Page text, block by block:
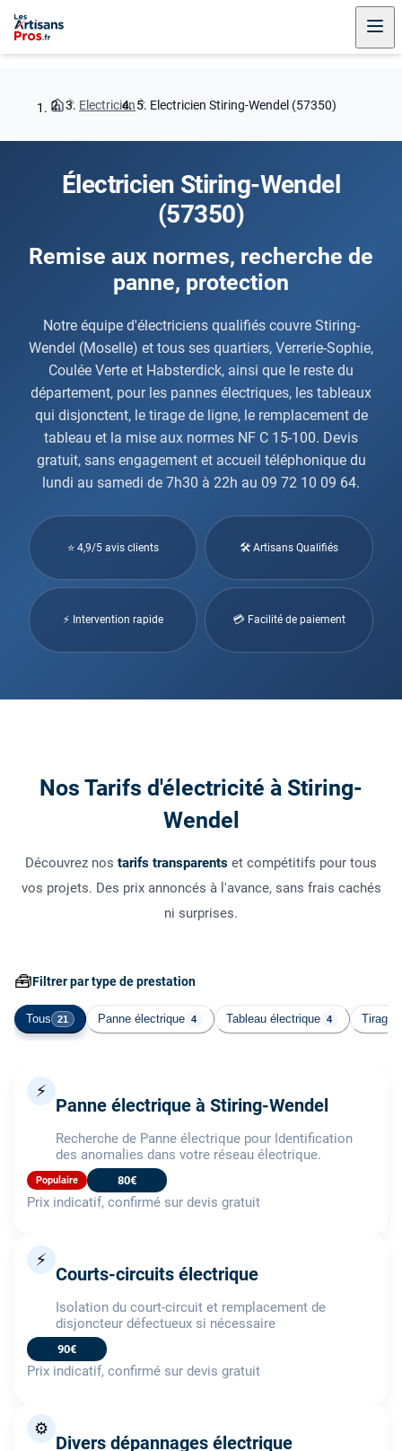
Electricien Electricien Stiring-Wendel (57350)
Électricien Stiring-Wendel
(57350)
Remise aux normes, recherche de
panne, protection
Notre équipe d'électriciens qualifiés couvre Stiring-
Wendel (Moselle) et tous ses quartiers, Verrerie-Sophie,
Coulée Verte et Habsterdick, ainsi que le reste du
département, pour les pannes électriques, les tableaux
qui disjonctent, le tirage de ligne, le remplacement de
tableau et la mise aux normes NF C 15-100. Devis
gratuit, sans engagement et accueil téléphonique du
lundi au samedi de 7h30 à 22h au 09 72 10 09 64.
⭐ 4,9/5 avis clients 🛠 Artisans Qualifiés
⚡ Intervention rapide 💳 Facilité de paiement
Nos Tarifs d'électricité à Stiring-
Wendel
Découvrez nos tarifs transparents et compétitifs pour tous
vos projets. Des prix annoncés à l'avance, sans frais cachés
ni surprises.
🧰Filtrer par type de prestation
Tous 21 Panne électrique 4 Tableau électrique 4 Tirage
⚡
Panne électrique à Stiring-Wendel
Recherche de Panne électrique pour Identification
des anomalies dans votre réseau électrique.
Populaire 80€
Prix indicatif, confirmé sur devis gratuit
⚡
Courts-circuits électrique
Isolation du court-circuit et remplacement de
disjoncteur défectueux si nécessaire
90€
Prix indicatif, confirmé sur devis gratuit
⚙️
Divers dépannages électrique